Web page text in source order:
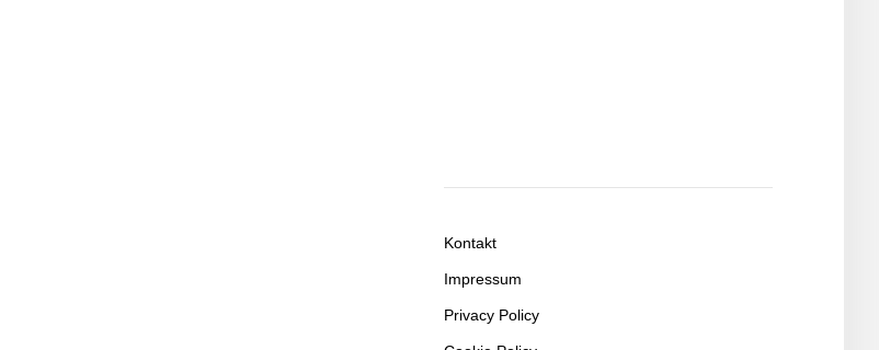
Kontakt
Impressum
Privacy Policy